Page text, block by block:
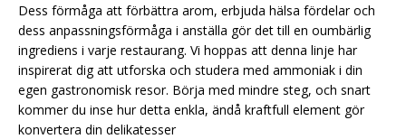
Dess förmåga att förbättra arom, erbjuda hälsa fördelar och
dess anpassningsförmåga i anställa gör det till en oumbärlig
ingrediens i varje restaurang. Vi hoppas att denna linje har
inspirerat dig att utforska och studera med ammoniak i din
egen gastronomisk resor. Börja med mindre steg, och snart
kommer du inse hur detta enkla, ändå kraftfull element gör
konvertera din delikatesser